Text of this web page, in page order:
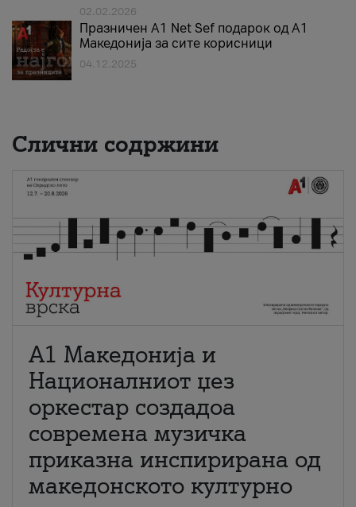
02.02.2026
Празничен A1 Net Sеf подарок од А1
Македонија за сите корисници
04.12.2025
Слични содржини
А1 Македонија и
Националниот џез
оркестар создадоа
современа музичка
приказна инспирирана од
македонското културно